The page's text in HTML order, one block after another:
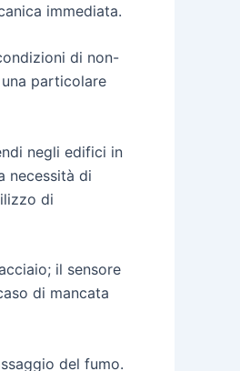
immediata.
di non-
particolare
negli edifici in
necessità di
di
il sensore
di mancata
del fumo.